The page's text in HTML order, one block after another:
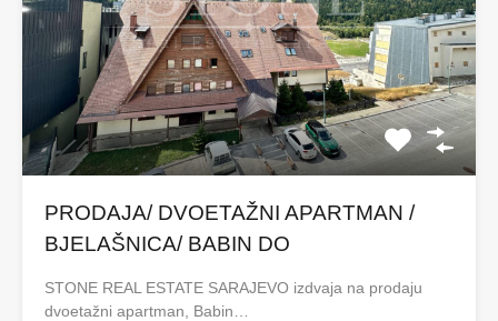
PRODAJA/ DVOETAŽNI APARTMAN /
BJELAŠNICA/ BABIN DO
STONE REAL ESTATE SARAJEVO izdvaja na prodaju
dvoetažni apartman, Babin…